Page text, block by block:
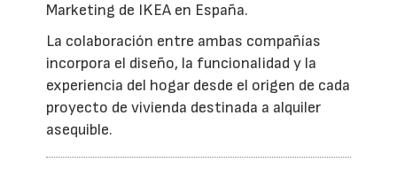
Marketing de IKEA en España.
La colaboración entre ambas compañías
incorpora el diseño, la funcionalidad y la
experiencia del hogar desde el origen de cada
proyecto de vivienda destinada a alquiler
asequible.